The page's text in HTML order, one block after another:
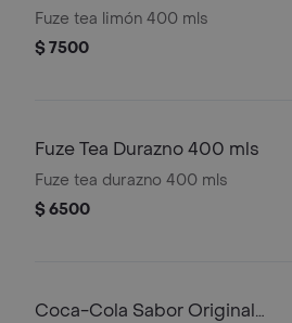
Fuze tea limón 400 mls
$ 7500
Fuze Tea Durazno 400 mls
Fuze tea durazno 400 mls
$ 6500
Coca-Cola Sabor Original